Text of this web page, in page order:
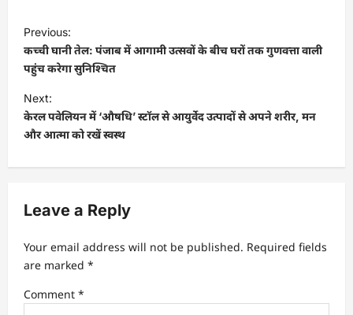
o
s
t
n
a
v
g
a
t
i
Previous:
कच्ची घानी तेल: पंजाब में आगामी उत्सवों के बीच घरों तक गुणवत्ता वाली
पहुंच करेगा सुनिश्चित
Next:
केरल पवेलियन में ‘औषधि’ स्टॉल से आयुर्वेद उत्पादों से अपने शरीर, मन
और आत्मा को रखें स्वस्थ
Leave a Reply
Your email address will not be published. Required fields
are marked *
Comment *